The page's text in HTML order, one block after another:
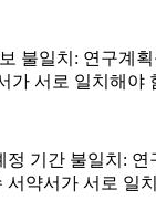
불일치 : 연구계
가 서로 일치해야
정 기간 불일치: 연
서약서가 서로 일